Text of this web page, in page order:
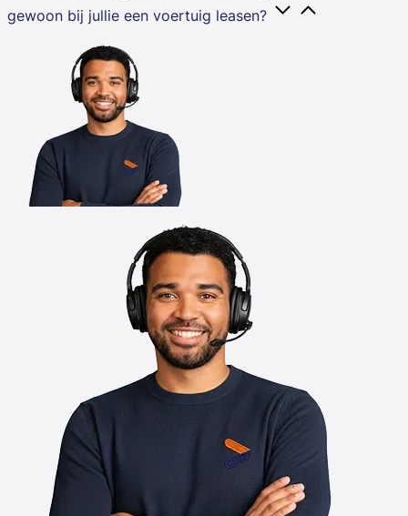
gewoon bij jullie een voertuig leasen?